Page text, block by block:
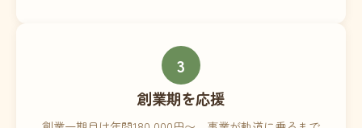
3
創業期を応援